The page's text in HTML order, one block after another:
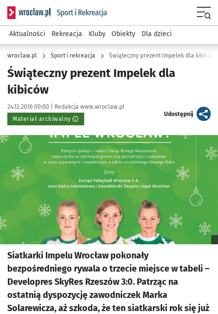
Serwis informacyjny wroclaw.pl podserwis: Sport i rekreacja
Aktualności Rekreacja Kluby Obiekty Dla dzieci
wroclaw.pl Sport i rekreacja Świąteczny prezent Impelek dla kibiców
Świąteczny prezent Impelek dla
kibiców
Data publikacji:
24.12.2016 00:00 | Autor:
Redakcja www.wroclaw.pl
Materiał archiwalny
Udostępnijartykuł
Kliknij, aby powiększyć
Siatkarki Impelu Wrocław pokonały
bezpośredniego rywala o trzecie miejsce w tabeli –
Developres SkyRes Rzeszów 3:0. Patrząc na
ostatnią dyspozycję zawodniczek Marka
Solarewicza, aż szkoda, że ten siatkarski rok się już